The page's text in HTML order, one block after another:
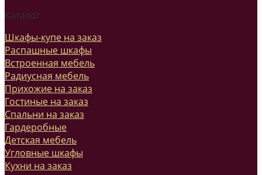
Каталог
Шкафы-купе на заказ
Распашные шкафы
Встроенная мебель
Радиусная мебель
Прихожие на заказ
Гостиные на заказ
Спальни на заказ
Гардеробные
Детская мебель
Угловные шкафы
Кухни на заказ